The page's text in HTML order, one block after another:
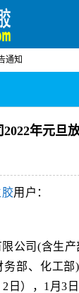
通知
年元旦
用户：
限公司(含生产
部、化工部
日），1月3